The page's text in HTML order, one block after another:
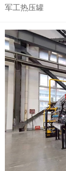
军工热压罐